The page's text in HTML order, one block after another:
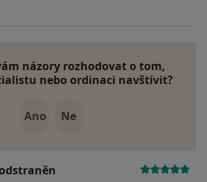
názory rozhodovat o tom,
nebo ordinaci navštívit?
Ano Ne